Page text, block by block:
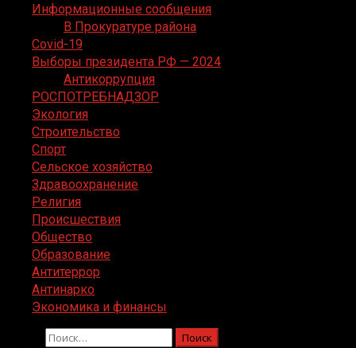
Информационные сообщения
В Прокуратуре района
Covid-19
Выборы президента РФ — 2024
Антикоррупция
РОСПОТРЕБНАДЗОР
Экология
Строительство
Спорт
Сельское хозяйство
Здравоохранение
Религия
Происшествия
Общество
Образование
Антитеррор
Антинарко
Экономика и финансы